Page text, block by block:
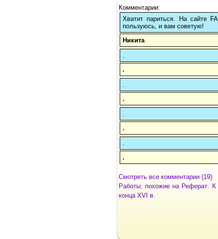
Комментарии:
Хватит париться. На сайте
пользуюсь, и вам советую!
Никита
.
.
.
.
Смотреть все комментарии (19)
Работы, похожие на Реферат: К
конца XVI в.